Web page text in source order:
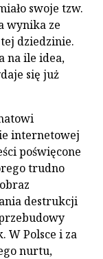
swoje tzw.
wynika ze
dziedzinie.
na ile idea,
się już
internetowej
poświęcone
trudno
destrukcji
W Polsce i za
nurtu,